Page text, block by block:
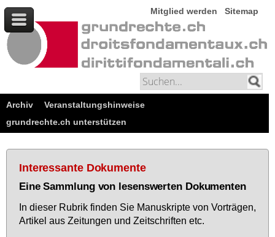
Mitglied werden Sitemap
Archiv
Veranstaltungshinweise
grundrechte.ch unterstützen
Interessante Dokumente
Eine Sammlung von lesenswerten Dokumenten
In die­ser Ru­brik fin­den Sie Ma­nu­skrip­te von Vor­trä­gen,
Ar­ti­kel aus Zei­tun­gen und Zeit­schrif­ten etc.